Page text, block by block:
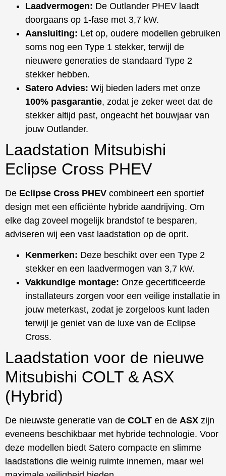
Laadvermogen: De Outlander PHEV laadt
doorgaans op 1-fase met 3,7 kW.
Aansluiting: Let op, oudere modellen gebruiken
soms nog een Type 1 stekker, terwijl de
nieuwere generaties de standaard Type 2
stekker hebben.
Satero Advies: Wij bieden laders met onze
100% pasgarantie, zodat je zeker weet dat de
stekker altijd past, ongeacht het bouwjaar van
jouw Outlander.
Laadstation Mitsubishi
Eclipse Cross PHEV
De Eclipse Cross PHEV combineert een sportief
design met een efficiënte hybride aandrijving. Om
elke dag zoveel mogelijk brandstof te besparen,
adviseren wij een vast laadstation op de oprit.
Kenmerken: Deze beschikt over een Type 2
stekker en een laadvermogen van 3,7 kW.
Vakkundige montage: Onze gecertificeerde
installateurs zorgen voor een veilige installatie in
jouw meterkast, zodat je zorgeloos kunt laden
terwijl je geniet van de luxe van de Eclipse
Cross.
Laadstation voor de nieuwe
Mitsubishi COLT & ASX
(Hybrid)
De nieuwste generatie van de COLT en de ASX zijn
eveneens beschikbaar met hybride technologie. Voor
deze modellen biedt Satero compacte en slimme
laadstations die weinig ruimte innemen, maar wel